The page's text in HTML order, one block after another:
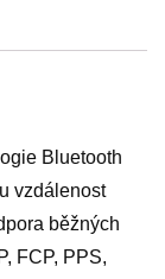
Bluetooth
vzdálenost
běžných
FCP, PPS,